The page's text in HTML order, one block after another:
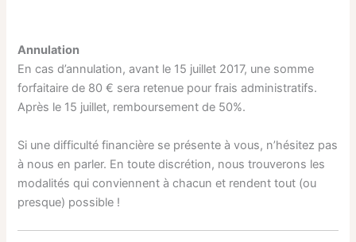
Annulation
En cas d’annulation, avant le 15 juillet 2017, une somme
forfaitaire de 80 € sera retenue pour frais administratifs.
Après le 15 juillet, remboursement de 50%.
Si une difficulté financière se présente à vous, n’hésitez pas
à nous en parler. En toute discrétion, nous trouverons les
modalités qui conviennent à chacun et rendent tout (ou
presque) possible !